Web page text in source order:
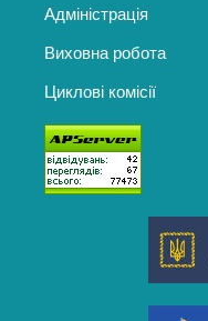
Адміністрація
Виховна робота
Циклові комісії